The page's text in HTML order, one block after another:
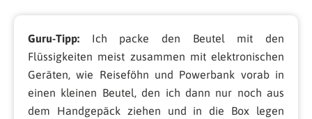
Guru-Tipp: Ich packe den Beutel mit den
Flüssigkeiten meist zusammen mit elektronischen
Geräten, wie Reiseföhn und Powerbank vorab in
einen kleinen Beutel, den ich dann nur noch aus
dem Handgepäck ziehen und in die Box legen